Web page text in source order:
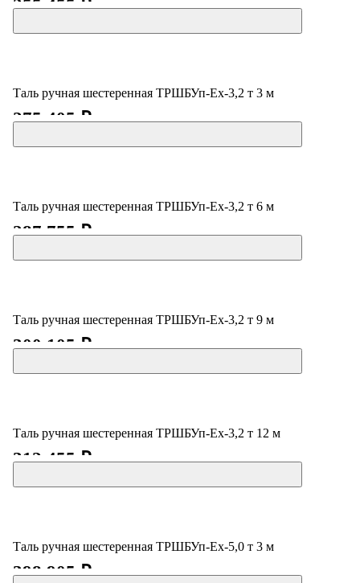
255 455 ₽
Таль ручная шестеренная ТРШБУп-Ех-3,2 т 3 м
275 405 ₽
Таль ручная шестеренная ТРШБУп-Ех-3,2 т 6 м
287 755 ₽
Таль ручная шестеренная ТРШБУп-Ех-3,2 т 9 м
300 105 ₽
Таль ручная шестеренная ТРШБУп-Ех-3,2 т 12 м
312 455 ₽
Таль ручная шестеренная ТРШБУп-Ех-5,0 т 3 м
398 905 ₽